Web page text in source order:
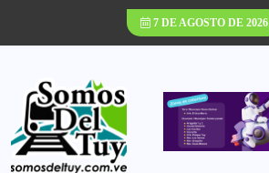
7 DE AGOSTO DE 2026